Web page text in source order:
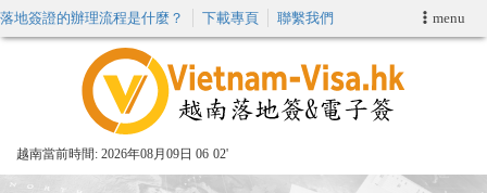
menu
落地簽證的辦理流程是什麼？ 下載專頁 聯繫我們
越南當前時間: 2026年08月09日 06 02'
申請簽證
VIP快速通關服务